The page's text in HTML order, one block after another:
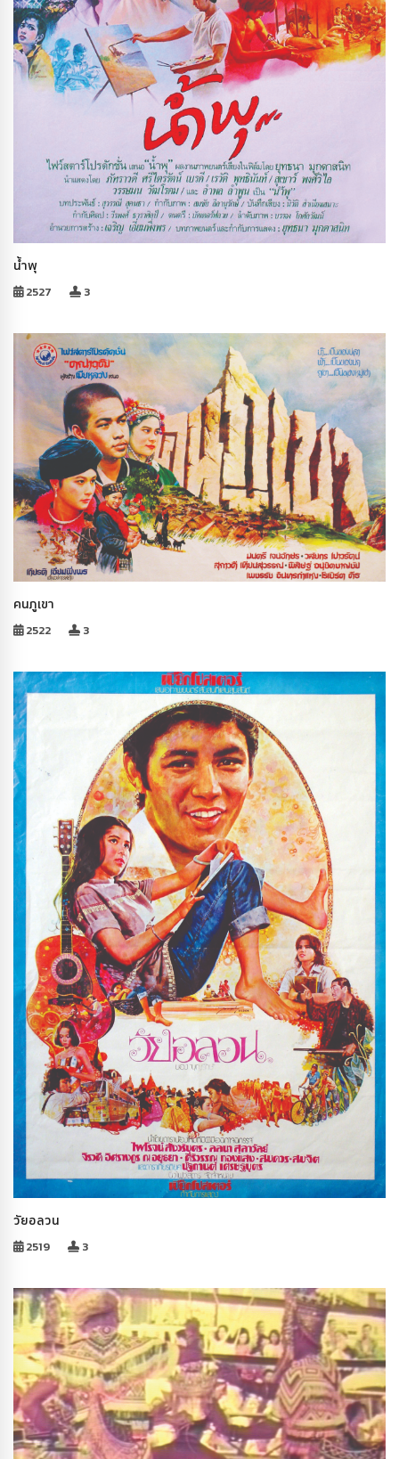
น้ำพุ
2527 3
คนภูเขา
2522 3
วัยอลวน
2519 3